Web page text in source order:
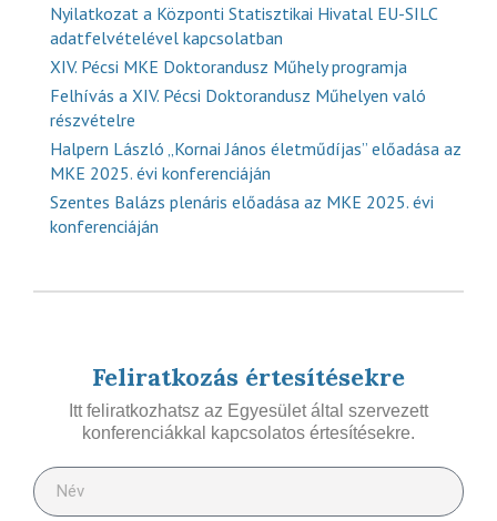
Nyilatkozat a Központi Statisztikai Hivatal EU-SILC
adatfelvételével kapcsolatban
XIV. Pécsi MKE Doktorandusz Műhely programja
Felhívás a XIV. Pécsi Doktorandusz Műhelyen való
részvételre
Halpern László „Kornai János életműdíjas” előadása az
MKE 2025. évi konferenciáján
Szentes Balázs plenáris előadása az MKE 2025. évi
konferenciáján
Feliratkozás értesítésekre
Itt feliratkozhatsz az Egyesület által szervezett
konferenciákkal kapcsolatos értesítésekre.